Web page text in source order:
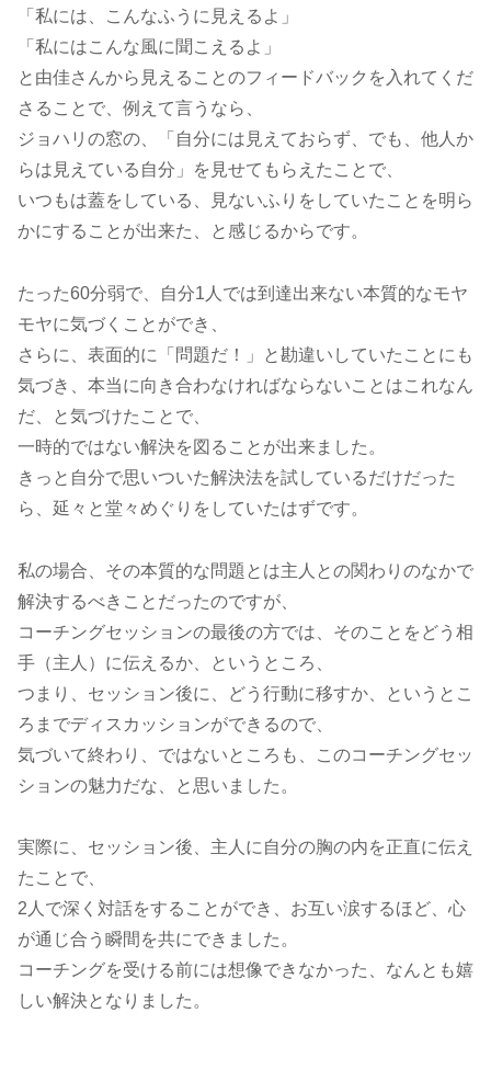
「私には、こんなふうに見えるよ」
「私にはこんな風に聞こえるよ」
と由佳さんから見えることのフィードバックを入れてくだ
さることで、例えて言うなら、
ジョハリの窓の、「自分には見えておらず、でも、他人か
らは見えている自分」を見せてもらえたことで、
いつもは蓋をしている、見ないふりをしていたことを明ら
かにすることが出来た、と感じるからです。
たった60分弱で、自分1人では到達出来ない本質的なモヤ
モヤに気づくことができ、
さらに、表面的に「問題だ！」と勘違いしていたことにも
気づき、本当に向き合わなければならないことはこれなん
だ、と気づけたことで、
一時的ではない解決を図ることが出来ました。
きっと自分で思いついた解決法を試しているだけだった
ら、延々と堂々めぐりをしていたはずです。
私の場合、その本質的な問題とは主人との関わりのなかで
解決するべきことだったのですが、
コーチングセッションの最後の方では、そのことをどう相
手（主人）に伝えるか、というところ、
つまり、セッション後に、どう行動に移すか、というとこ
ろまでディスカッションができるので、
気づいて終わり、ではないところも、このコーチングセッ
ションの魅力だな、と思いました。
実際に、セッション後、主人に自分の胸の内を正直に伝え
たことで、
2人で深く対話をすることができ、お互い涙するほど、心
が通じ合う瞬間を共にできました。
コーチングを受ける前には想像できなかった、なんとも嬉
しい解決となりました。